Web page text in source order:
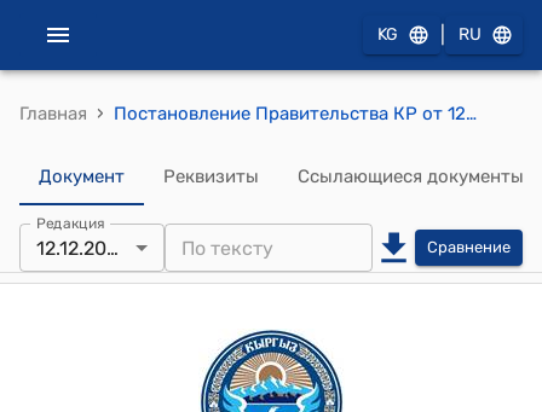
KG RU
Главная › Постановление Правительства КР от 12 декабря 2016 года № 655 "О присуждении премий Кыргызской Республики по качеству за 2016 год"
Документ Реквизиты Ссылающиеся документы
Редакция
12.12.2016 Сравнение